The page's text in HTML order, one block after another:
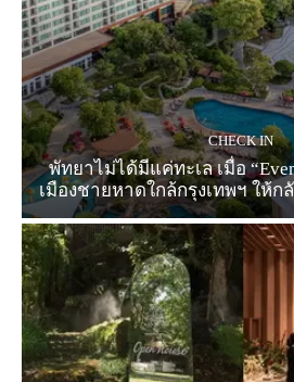
CHECK IN
พัทยาไม่ได้มีแค่ทะเล เมื่อ
เมืองชายหาดใกล้กรุงเทพฯ ให้